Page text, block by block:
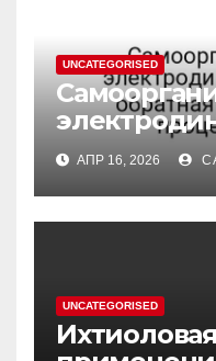
UNCATEGORISED
обратная
процессе
АПР 16, 2026
UNCATEGORISED